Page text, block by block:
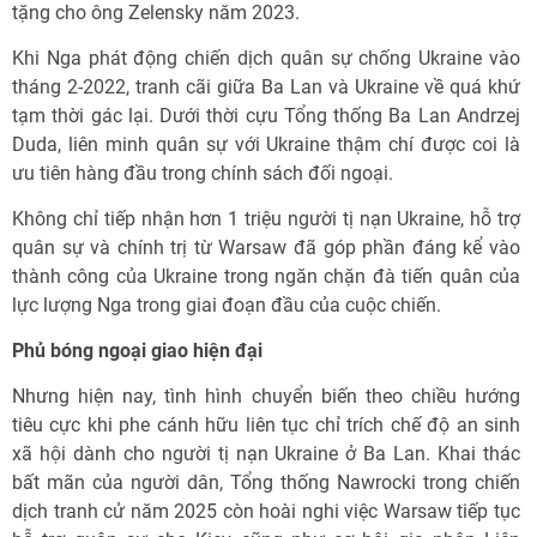
tặng cho ông Zelensky năm 2023.
Khi Nga phát động chiến dịch quân sự chống Ukraine vào
tháng 2-2022, tranh cãi giữa Ba Lan và Ukraine về quá khứ
tạm thời gác lại. Dưới thời cựu Tổng thống Ba Lan Andrzej
Duda, liên minh quân sự với Ukraine thậm chí được coi là
ưu tiên hàng đầu trong chính sách đối ngoại.
Không chỉ tiếp nhận hơn 1 triệu người tị nạn Ukraine, hỗ trợ
quân sự và chính trị từ Warsaw đã góp phần đáng kể vào
thành công của Ukraine trong ngăn chặn đà tiến quân của
lực lượng Nga trong giai đoạn đầu của cuộc chiến.
Phủ bóng ngoại giao hiện đại
Nhưng hiện nay, tình hình chuyển biến theo chiều hướng
tiêu cực khi phe cánh hữu liên tục chỉ trích chế độ an sinh
xã hội dành cho người tị nạn Ukraine ở Ba Lan. Khai thác
bất mãn của người dân, Tổng thống Nawrocki trong chiến
dịch tranh cử năm 2025 còn hoài nghi việc Warsaw tiếp tục